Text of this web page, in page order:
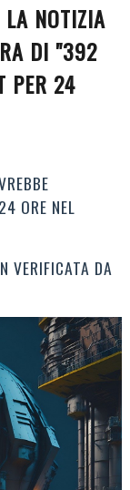
LA NOTIZIA
DI "392
PER 24
ORE NEL
VERIFICATA DA